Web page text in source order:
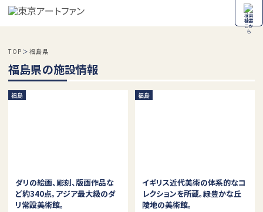
検索
TOP 福島県
福島県の施設情報
福島
ダリの絵画、彫刻、版画作品な
ど約340点。アジア最大級のダ
リ常設美術館。
福島
イギリス近代美術の体系的なコ
レクションを所蔵。緑豊かな丘
陵地の美術館。